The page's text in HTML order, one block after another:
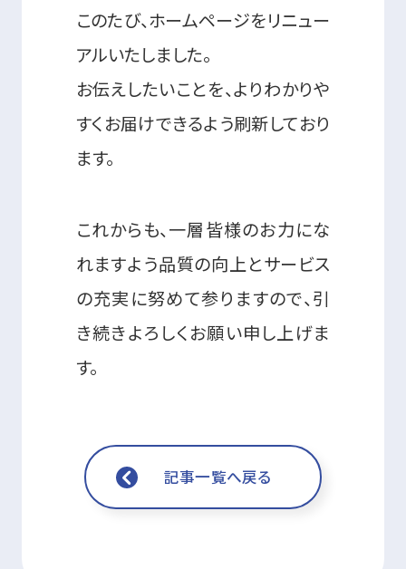
このたび、ホームページをリニュー
アルいたしました。
お伝えしたいことを、よりわかりや
すくお届けできるよう刷新しており
ます。
これからも、一層皆様のお力にな
れますよう品質の向上とサービス
の充実に努めて参りますので、引
き続きよろしくお願い申し上げま
す。
記事一覧へ戻る